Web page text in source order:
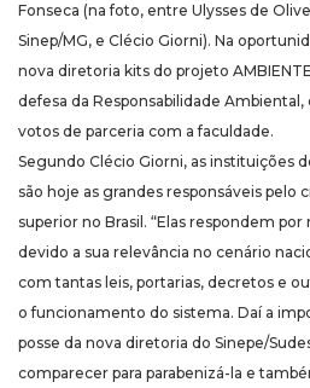
Fonseca (na foto, entre Ulysses de
Sinep/MG, e Clécio Giorni). Na
nova diretoria kits do projeto
defesa da Responsabilidade
votos de parceria com a faculdade.
Segundo Clécio Giorni, as instituições
são hoje as grandes responsáveis pelo
superior no Brasil. “Elas respondem
devido a sua relevância no cenário
com tantas leis, portarias, decretos e
o funcionamento do sistema. Daí a
posse da nova diretoria do Sinepe/
comparecer para parabenizá-la e